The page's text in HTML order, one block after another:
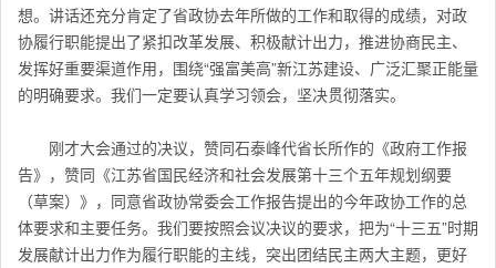
想。讲话还充分肯定了省政协去年所做的工作和取得的成绩，对政
协履行职能提出了紧扣改革发展、积极献计出力，推进协商民主、
发挥好重要渠道作用，围绕“强富美高”新江苏建设、广泛汇聚正能量
的明确要求。我们一定要认真学习领会，坚决贯彻落实。
刚才大会通过的决议，赞同石泰峰代省长所作的《政府工作报
告》，赞同《江苏省国民经济和社会发展第十三个五年规划纲要
（草案）》，同意省政协常委会工作报告提出的今年政协工作的总
体要求和主要任务。我们要按照会议决议的要求，把为“十三五”时期
发展献计出力作为履行职能的主线，突出团结民主两大主题，更好